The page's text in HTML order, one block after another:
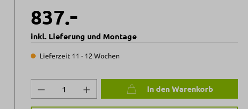
837.-
inkl. Lieferung und Montage
Lieferzeit 11 - 12 Wochen
Produkt Anzahl: Gib denIn den Warenkorb